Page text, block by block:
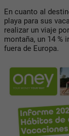
En cuanto al
playa para sus
realizar un viaje
montaña, un 14 %
fuera de Europa.